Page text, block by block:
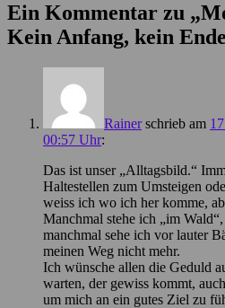
Ein Kommentar zu „
Kein Anfang, kein
Rainer schrieb am
00:57 Uhr:
Das ist unser „Alltagsbild.“
Haltestellen zum Umsteigen
weiss ich wo ich her komme,
Manchmal stehe ich „im
manchmal sehe ich vor lauter
meinen Weg nicht mehr.
Ich wünsche allen die Geduld
warten, der gewiss kommt,
um mich an ein gutes Ziel zu